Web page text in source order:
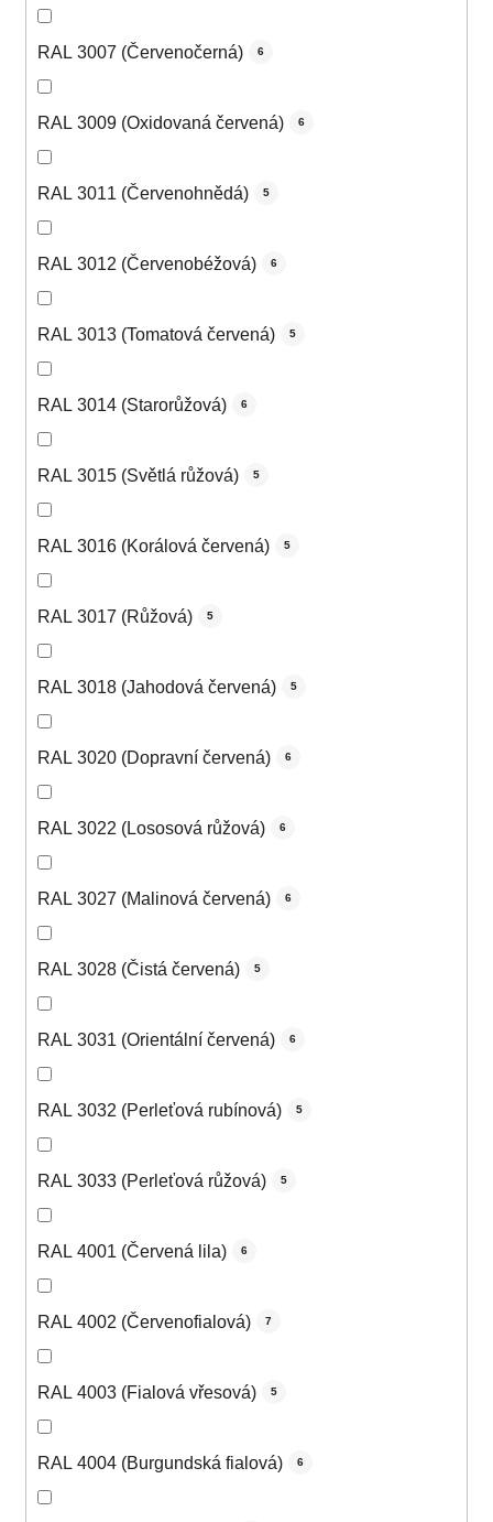
RAL 3007 (Červenočerná) 6
RAL 3009 (Oxidovaná červená) 6
RAL 3011 (Červenohnědá) 5
RAL 3012 (Červenobéžová) 6
RAL 3013 (Tomatová červená) 5
RAL 3014 (Starorůžová) 6
RAL 3015 (Světlá růžová) 5
RAL 3016 (Korálová červená) 5
RAL 3017 (Růžová) 5
RAL 3018 (Jahodová červená) 5
RAL 3020 (Dopravní červená) 6
RAL 3022 (Lososová růžová) 6
RAL 3027 (Malinová červená) 6
RAL 3028 (Čistá červená) 5
RAL 3031 (Orientální červená) 6
RAL 3032 (Perleťová rubínová) 5
RAL 3033 (Perleťová růžová) 5
RAL 4001 (Červená lila) 6
RAL 4002 (Červenofialová) 7
RAL 4003 (Fialová vřesová) 5
RAL 4004 (Burgundská fialová) 6